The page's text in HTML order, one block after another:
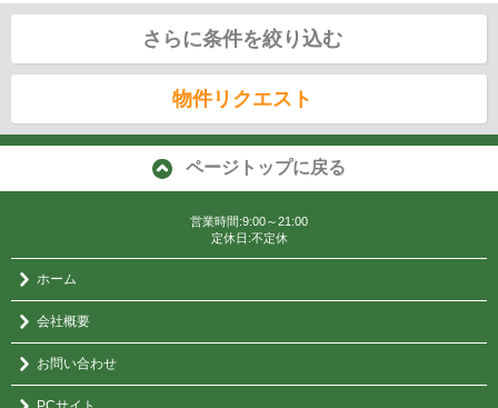
さらに条件を絞り込む
物件リクエスト
ページトップに戻る
営業時間:9:00～21:00
定休日:不定休
ホーム
会社概要
お問い合わせ